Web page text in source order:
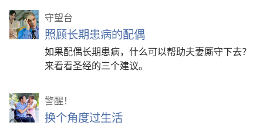
守望台
照顾长期患病的配偶
如果配偶长期患病，什么可以帮助夫妻厮守下去？
来看看圣经的三个建议。
警醒！
换个角度过生活